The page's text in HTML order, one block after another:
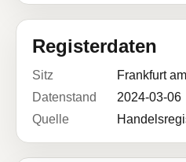
Registerdaten
Sitz
Frankfurt
Datenstand
2024-03-06
Quelle